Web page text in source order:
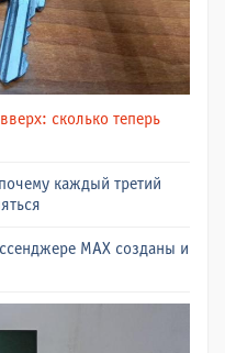
сколько теперь
каждый третий
МАХ созданы и